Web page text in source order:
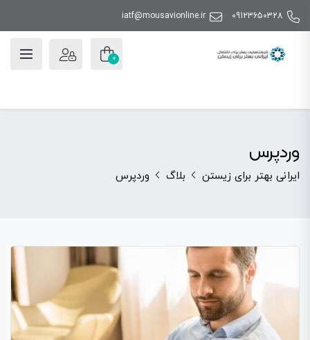
09123650328
iatf@mousavionline.ir
0
وردپرس
ایرانی بهتر برای زیستن بلاگ وردپرس